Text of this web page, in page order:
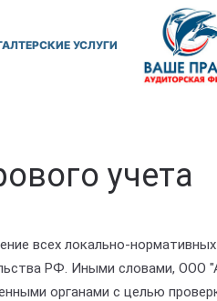
УСЛУГИ
учета
всех локально-
РФ. Иными словами,
органами с целью